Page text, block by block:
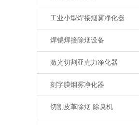
工业小型焊接烟雾净化器
焊锡焊接除烟设备
激光切割亚克力净化器
刻字膜烟雾净化器
切割皮革除烟 除臭机